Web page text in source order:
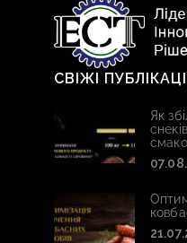
СВІЖІ ПУБЛІКАЦІЇ
Як